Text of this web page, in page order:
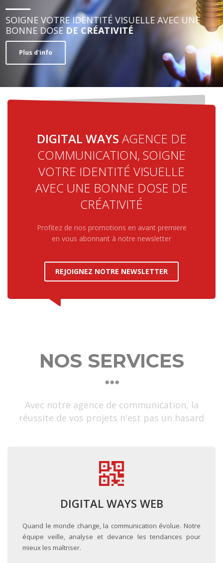
SOIGNE VOTRE IDENTITÉ VISUELLE AVEC UNE
BONNE DOSE DE CRÉATIVITÉ
Plus d'info
DIGITAL WAYS AGENCE DE
COMMUNICATION, SOIGNE
VOTRE IDENTITÉ VISUELLE
AVEC UNE BONNE DOSE DE
CRÉATIVITÉ
Profitez de nos promotions en avant premiere
en vous abonnant à notre newsletter
REJOIGNEZ NOTRE NEWSLETTER
NOS SERVICES
Avec notre agence de communication, la
réussite de vos projets n'est pas un hasard
DIGITAL WAYS WEB
Quand le monde change, la communication évolue. Notre
équipe veille, analyse et devance les tendances pour
mieux les maîtriser.